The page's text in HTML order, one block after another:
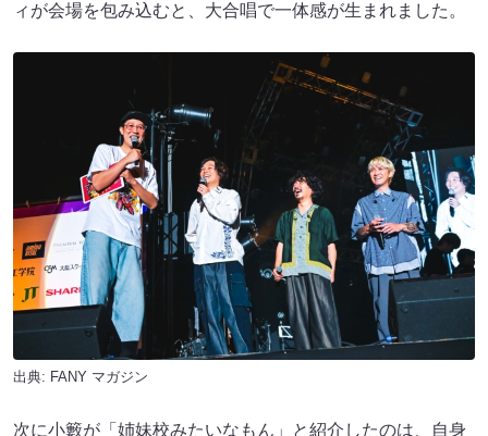
ィが会場を包み込むと、大合唱で一体感が生まれました。
出典: FANY マガジン
次に小籔が「姉妹校みたいなもん」と紹介したのは、自身